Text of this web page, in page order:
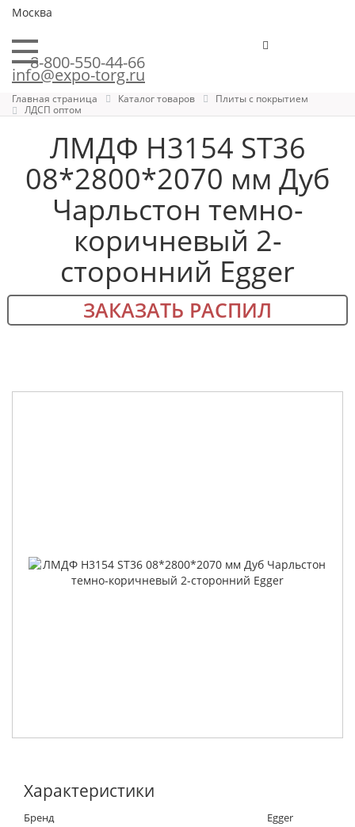
Москва
8-800-550-44-66
info@expo-torg.ru
Главная страница Каталог товаров
Плиты с покрытием
ЛДСП оптом
ЛМДФ H3154 ST36
08*2800*2070 мм Дуб
Чарльстон темно-
коричневый 2-
сторонний Egger
ЗАКАЗАТЬ РАСПИЛ
Характеристики
Бренд
Egger